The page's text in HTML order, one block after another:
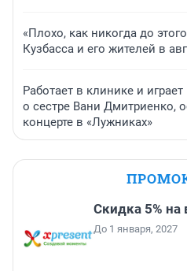
«Плохо, как никогда до
Кузбасса и его жителей в
Работает в клинике и
о сестре Вани Дмитриенко,
концерте в «Лужниках»
Скидка 5% на
До 1 января, 2027